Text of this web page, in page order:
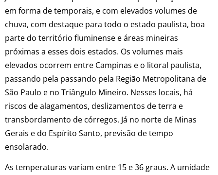
em forma de temporais, e com elevados volumes de
chuva, com destaque para todo o estado paulista, boa
parte do território fluminense e áreas mineiras
próximas a esses dois estados. Os volumes mais
elevados ocorrem entre Campinas e o litoral paulista,
passando pela passando pela Região Metropolitana de
São Paulo e no Triângulo Mineiro. Nesses locais, há
riscos de alagamentos, deslizamentos de terra e
transbordamento de córregos. Já no norte de Minas
Gerais e do Espírito Santo, previsão de tempo
ensolarado.
As temperaturas variam entre 15 e 36 graus. A umidade